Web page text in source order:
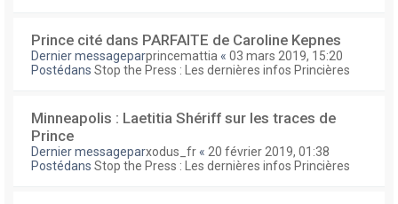
Prince cité dans PARFAITE de Caroline Kepnes
Dernier messageparprincemattia « 03 mars 2019, 15:20
Postédans Stop the Press : Les dernières infos Princières
Minneapolis : Laetitia Shériff sur les traces de
Prince
Dernier messageparxodus_fr « 20 février 2019, 01:38
Postédans Stop the Press : Les dernières infos Princières